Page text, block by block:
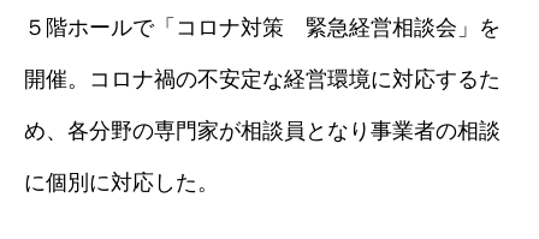
５階ホールで「コロナ対策 緊急経営相談会」を
開催。コロナ禍の不安定な経営環境に対応するた
め、各分野の専門家が相談員となり事業者の相談
に個別に対応した。